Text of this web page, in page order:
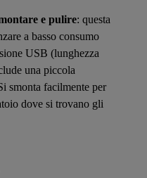
e pulire: questa
a basso consumo
USB (lunghezza
una piccola
smonta facilmente per
dove si trovano gli